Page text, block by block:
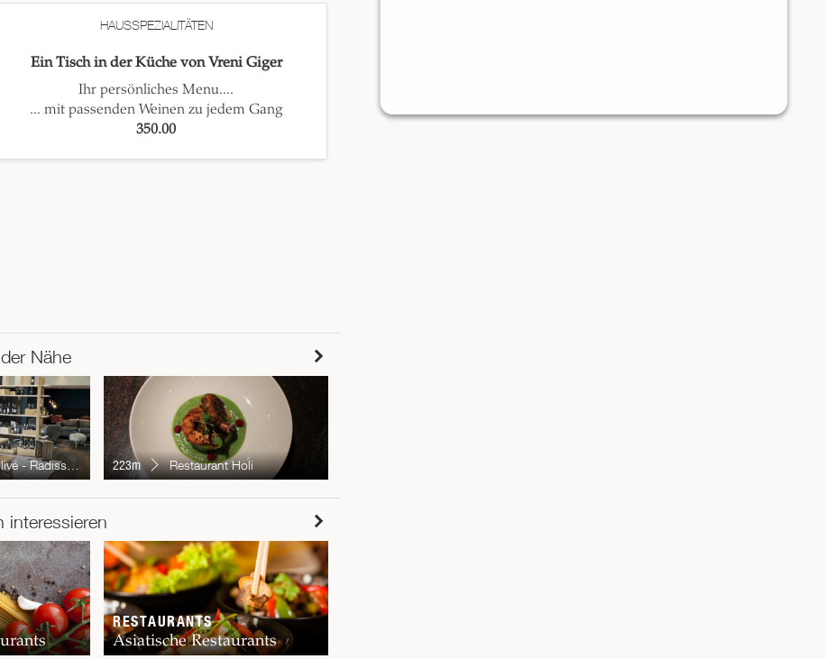
HAUSSPEZIALITÄTEN
Ein Tisch in der Küche von Vreni Giger
Ihr persönliches Menu....
... mit passenden Weinen zu jedem Gang
350.00
Nähe
Blu Hotel 223m Restaurant Holi
interessieren
RESTAURANTS
Asiatische Restaurants